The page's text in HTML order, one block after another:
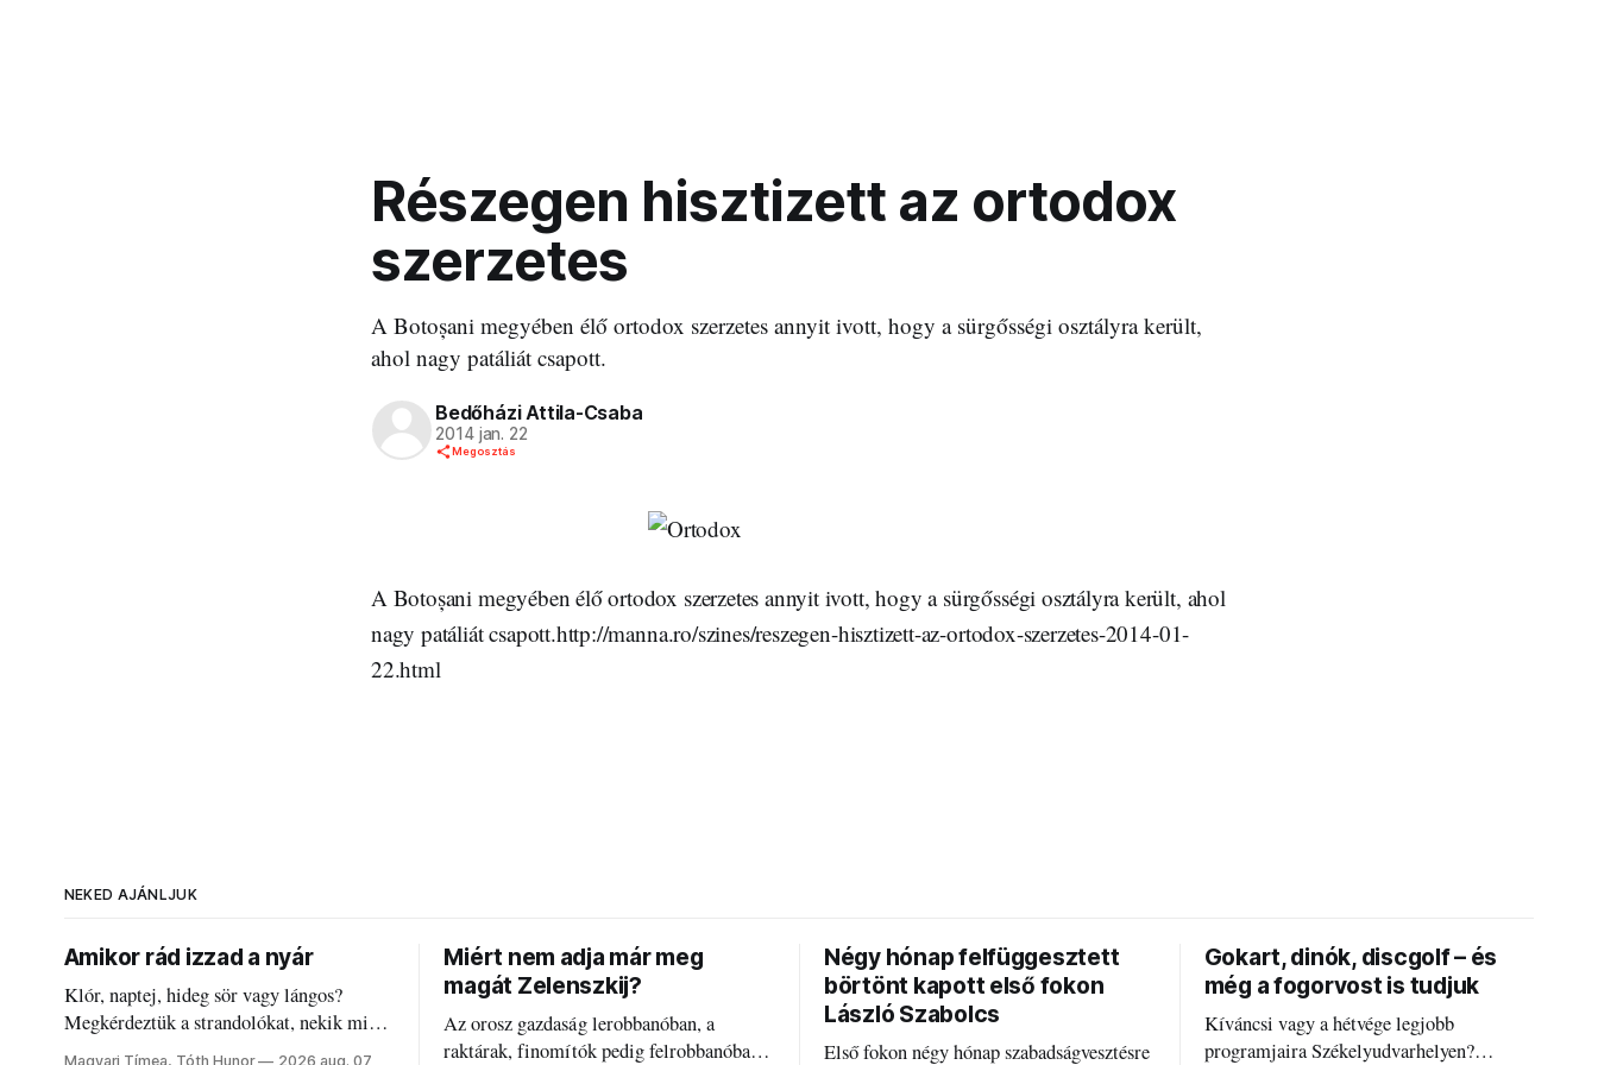
Részegen hisztizett az ortodox
szerzetes
A Botoșani megyében élő ortodox szerzetes annyit ivott, hogy a sürgősségi osztályra került,
ahol nagy patáliát csapott.
Bedőházi Attila-Csaba
2014 jan. 22
Megosztás
A Botoșani megyében élő ortodox szerzetes annyit ivott, hogy a sürgősségi osztályra került, ahol
nagy patáliát csapott.http://manna.ro/szines/reszegen-hisztizett-az-ortodox-szerzetes-2014-01-
22.html
NEKED AJÁNLJUK
Amikor rád izzad a nyár
Klór, naptej, hideg sör vagy lángos?
Megkérdeztük a strandolókat, nekik mi
jelenti a nyarat, és hogyan bírják a
Magyari Tímea, Tóth Hunor 2026 aug. 07
Miért nem adja már meg
magát Zelenszkij?
Az orosz gazdaság lerobbanóban, a
raktárak, finomítók pedig felrobbanóban.
Négy hónap felfüggesztett
börtönt kapott első fokon
László Szabolcs
Első fokon négy hónap szabadságvesztésre
Gokart, dinók, discgolf – és
még a fogorvost is tudjuk
Kíváncsi vagy a hétvége legjobb
programjaira Székelyudvarhelyen?